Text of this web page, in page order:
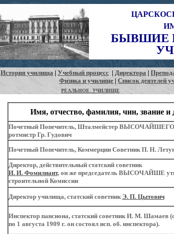
БЫВШИЕ
История училища | Учебный процесс | Директора |
Физика и училище | Список деятелей
РЕАЛЬНОЕ УЧИЛИЩЕ
Имя, отчество, фамилия, чин, звание и
Почетный Попечитель, Шталмейстер ВЫСОЧАЙШЕГО
ротмистр Гр. Гудович
ПочетныйПопечитель, Коммерции Советник П. Н.
Директор, действительный статский советник
И. И. Фомилиант, он же председатель ВЫСОЧАЙШЕ
строительной Комиссии
Директор училища, статский советник Э. П. Цытович
Инспектор пансиона, статский советник И. М. Шамаев
по 1 августа 1909 г. он состоял исп. об. инспектора).